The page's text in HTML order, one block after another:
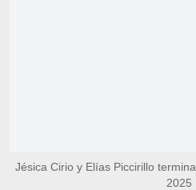
Jésica Cirio y Elías Piccirillo
2025